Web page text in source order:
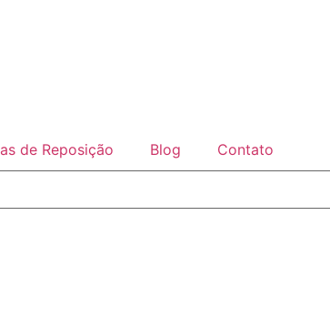
de Reposição Blog Contato